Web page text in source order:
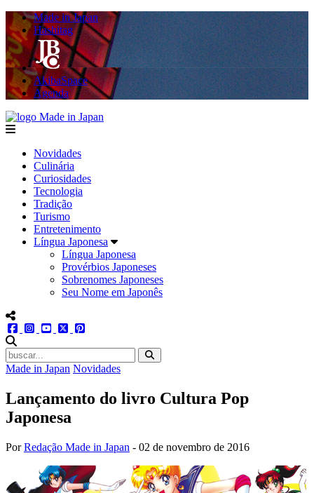
Made in Japan
Hashitag
AkibaSpace
Agenda
menu
Novidades
Culinária
Curiosidades
Tecnologia
Tradição
Turismo
Entretenimento
Língua Japonesa
Língua Japonesa
Provérbios Japoneses
Sobrenomes Japoneses
Seu Nome em Japonês
menu redes social
facebookinstagram
youtube
twitter
Made in Japan Novidades
Lançamento do livro Cultura Pop
Japonesa
PorRedação Made in Japan - 02 de novembro de 2016